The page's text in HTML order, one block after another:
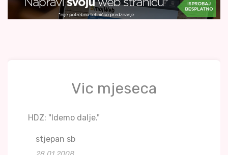
Vic mjeseca
HDZ: "Idemo dalje."
stjepan sb